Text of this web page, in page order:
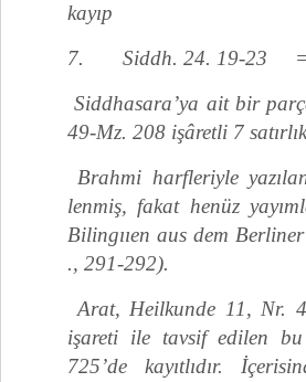
kayıp
7. Siddh. 24.
Siddhasara’ya ait bir
49-Mz. 208 işâretli 7
Brahmi harfleriyle
lenmiş, fakat henüz
Bilingııen aus dem
., 291-292).
Arat, Heilkunde 11, Nr.
işareti ile tavsif edilen
725’de kayıtlıdır.